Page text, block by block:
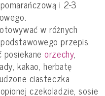
i 2-3
w różnych
przepis.
posiekaneorzechy,
kakao, herbatę
ciasteczka
czekoladzie, sosie